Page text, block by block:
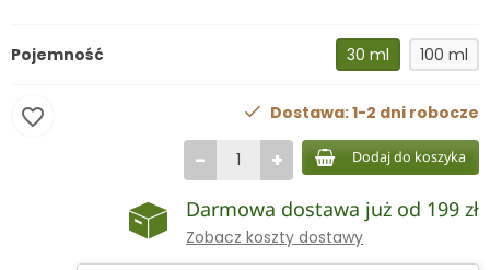
Pojemność 30 ml 100 ml
Dostawa: 1-2 dni robocze
+
− Dodaj do koszyka
favorite_border
Darmowa dostawa już od 199 zł
Zobacz koszty dostawy